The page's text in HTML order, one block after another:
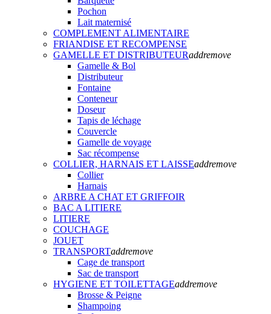
Pochon
Lait maternisé
COMPLEMENT ALIMENTAIRE
FRIANDISE ET RECOMPENSE
GAMELLE ET DISTRIBUTEURaddremove
Gamelle & Bol
Distributeur
Fontaine
Conteneur
Doseur
Tapis de léchage
Couvercle
Gamelle de voyage
Sac récompense
COLLIER, HARNAIS ET LAISSEaddremove
Collier
Harnais
ARBRE A CHAT ET GRIFFOIR
BAC A LITIERE
LITIERE
COUCHAGE
JOUET
TRANSPORTaddremove
Cage de transport
Sac de transport
HYGIENE ET TOILETTAGEaddremove
Brosse & Peigne
Shampoing